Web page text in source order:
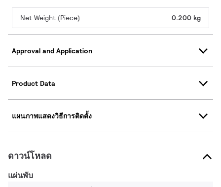
Net Weight (Piece) 0.200 kg
Approval and Application
Product Data
แผนภาพแสดงวิธีการติดตั้ง
ดาวน์โหลด
แผ่นพับ